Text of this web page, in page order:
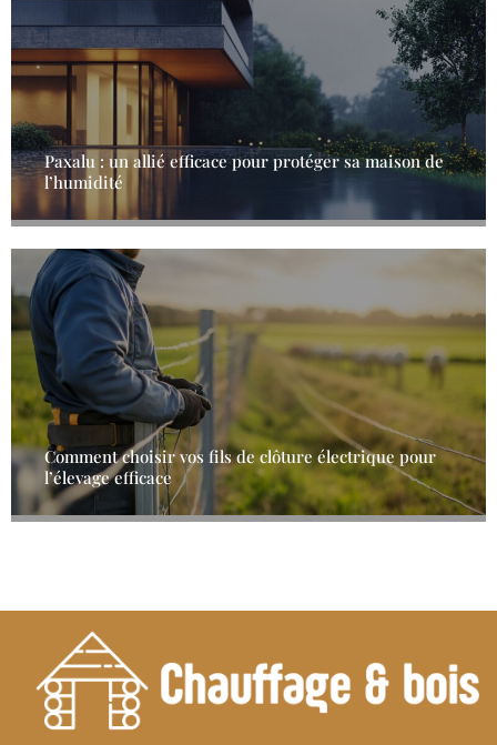
Paxalu : un allié efficace pour protéger sa maison de
l’humidité
Comment choisir vos fils de clôture électrique pour
l’élevage efficace